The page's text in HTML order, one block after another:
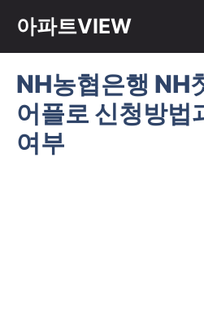
아파트VIEW
NH농협은행 NH
어플로 신청방법
여부